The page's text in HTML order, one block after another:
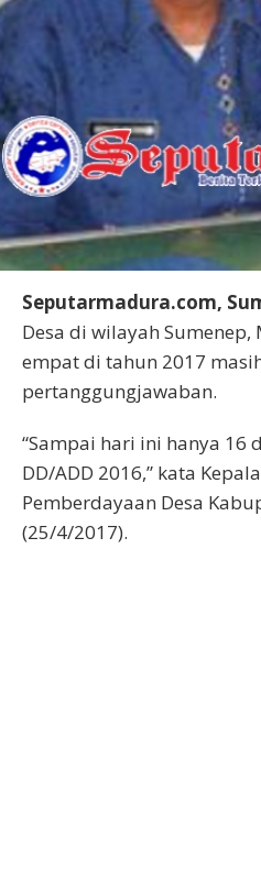
Seputarmadura.com,
Desa di wilayah
empat di tahun 2017
pertanggungjawaban.
“Sampai hari ini hanya 16
DD/ADD 2016,” kata
Pemberdayaan Desa
(25/4/2017).